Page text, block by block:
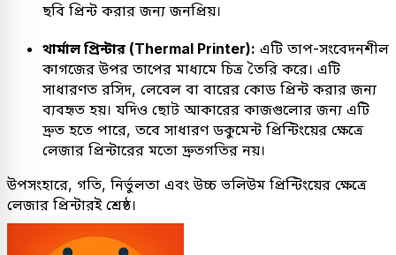
ছবি প্রিন্ট করার জন্য জনপ্রিয়।
থার্মাল প্রিন্টার (Thermal Printer): এটি তাপ-সংবেদনশীল
কাগজের উপর তাপের মাধ্যমে চিত্র তৈরি করে। এটি
সাধারণত রসিদ, লেবেল বা বারের কোড প্রিন্ট করার জন্য
ব্যবহৃত হয়। যদিও ছোট আকারের কাজগুলোর জন্য এটি
দ্রুত হতে পারে, তবে সাধারণ ডকুমেন্ট প্রিন্টিংয়ের ক্ষেত্রে
লেজার প্রিন্টারের মতো দ্রুতগতির নয়।
উপসংহারে, গতি, নির্ভুলতা এবং উচ্চ ভলিউম প্রিন্টিংয়ের ক্ষেত্রে
লেজার প্রিন্টারই শ্রেষ্ঠ।